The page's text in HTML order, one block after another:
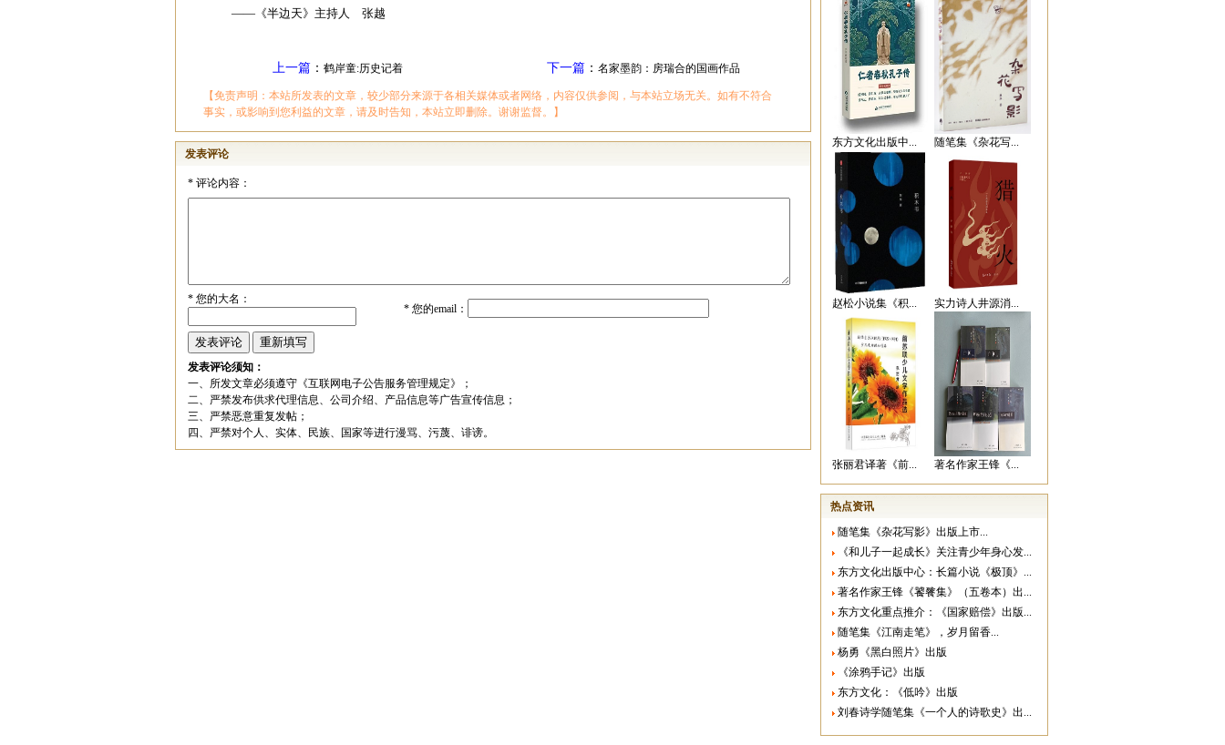
——《半边天》主持人 张越
上一篇 ： 鹤岸童:历史记着 下一篇： 名家墨韵：房瑞合的国画作品
【免责声明：本站所发表的文章，较少部分来源于各相关媒体或者网络，内容仅供参阅，与本站立场无关。如有不符合
事实，或影响到您利益的文章，请及时告知，本站立即删除。谢谢监督。】
发表评论
*评论内容：
*您的大名：
*您的email：
发表评论须知：
一、所发文章必须遵守《互联网电子公告服务管理规定》；
二、严禁发布供求代理信息、公司介绍、产品信息等广告宣传信息；
三、严禁恶意重复发帖；
四、严禁对个人、实体、民族、国家等进行漫骂、污蔑、诽谤。
东方文化出版中... 随笔集《杂花写...
赵松小说集《积... 实力诗人井源消...
张丽君译著《前... 著名作家王锋《...
热点资讯
随笔集《杂花写影》出版上市...
《和儿子一起成长》关注青少年身心发...
东方文化出版中心：长篇小说《极顶》...
著名作家王锋《饕餮集》（五卷本）出...
东方文化重点推介：《国家赔偿》出版...
随笔集《江南走笔》，岁月留香...
杨勇《黑白照片》出版
《涂鸦手记》出版
东方文化：《低吟》出版
刘春诗学随笔集《一个人的诗歌史》出...